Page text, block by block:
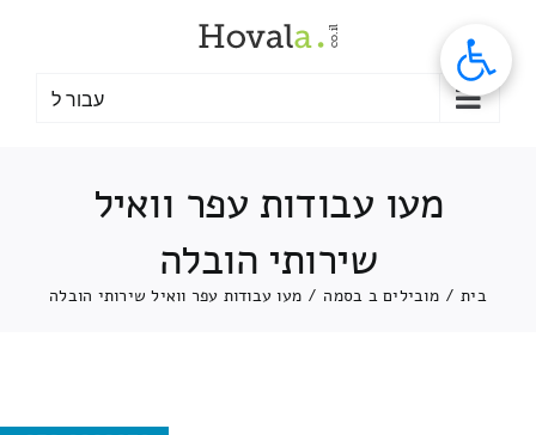
עבור ל
מעו עבודות עפר וואיל
שירותי הובלה
בית / מובילים ב בסמה / מעו עבודות עפר וואיל שירותי הובלה